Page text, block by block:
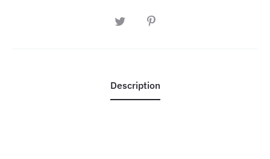
PARTAGER
Description